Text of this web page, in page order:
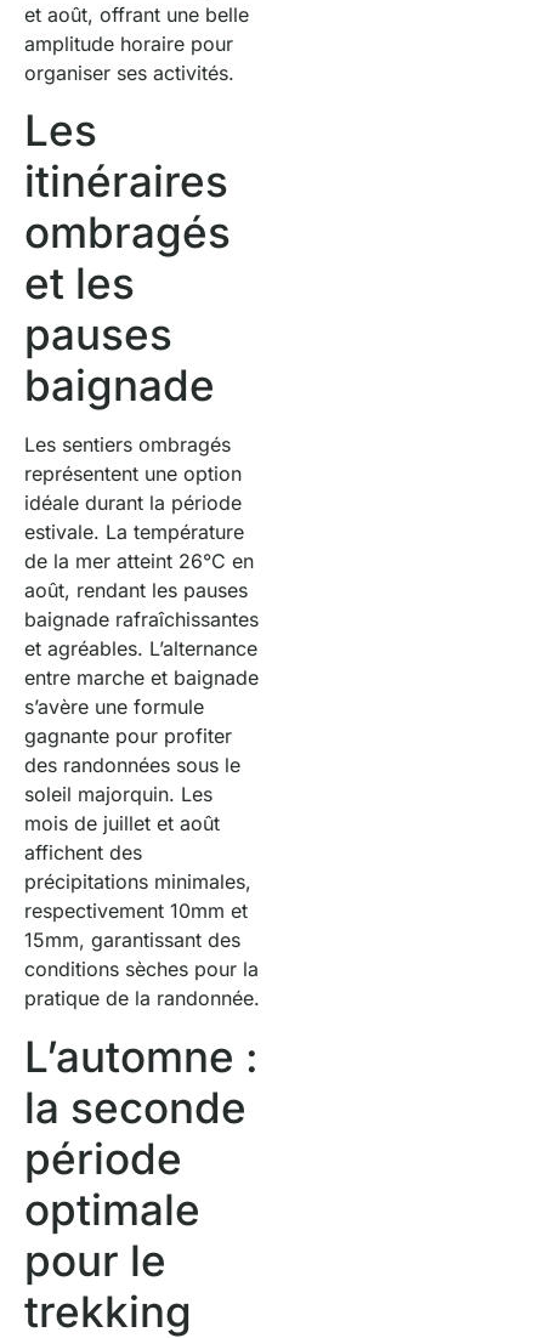
et août, offrant une belle
amplitude horaire pour
organiser ses activités.
Les
itinéraires
ombragés
et les
pauses
baignade
Les sentiers ombragés
représentent une option
idéale durant la période
estivale. La température
de la mer atteint 26°C en
août, rendant les pauses
baignade rafraîchissantes
et agréables. L’alternance
entre marche et baignade
s’avère une formule
gagnante pour profiter
des randonnées sous le
soleil majorquin. Les
mois de juillet et août
affichent des
précipitations minimales,
respectivement 10mm et
15mm, garantissant des
conditions sèches pour la
pratique de la randonnée.
L’automne :
la seconde
période
optimale
pour le
trekking